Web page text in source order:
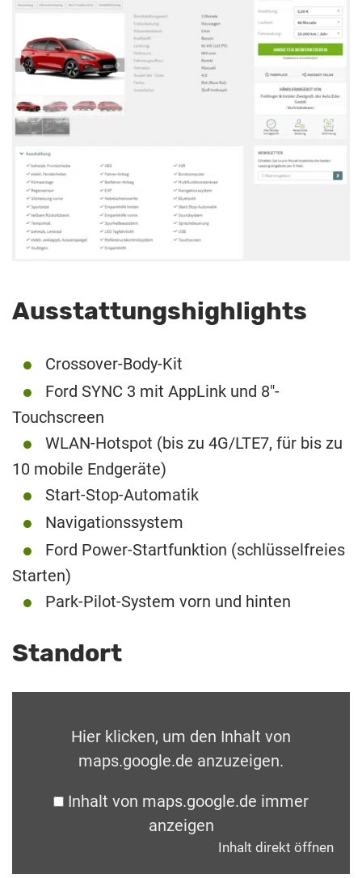
Ausstattungshighlights
Crossover-Body-Kit
Ford SYNC 3 mit AppLink und 8″-
Touchscreen
WLAN-Hotspot (bis zu 4G/LTE7, für bis zu
10 mobile Endgeräte)
Start-Stop-Automatik
Navigationssystem
Ford Power-Startfunktion (schlüsselfreies
Starten)
Park-Pilot-System vorn und hinten
Standort
Hier klicken, um den Inhalt von
maps.google.de anzuzeigen.
Inhalt von maps.google.de immer
anzeigen
Inhalt direkt öffnen